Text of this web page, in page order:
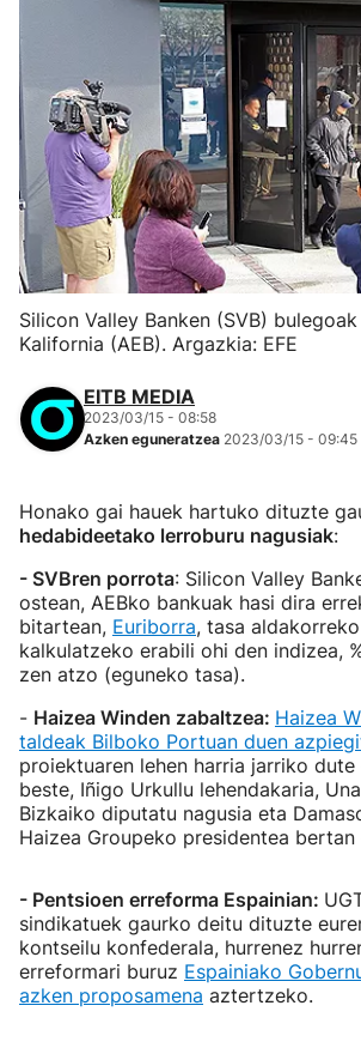
Silicon Valley Banken (SVB)
Kalifornia (AEB). Argazkia: EFE
EITB MEDIA
2023/03/15 - 08:58
Azken eguneratzea 2023/03/15 - 09:45
Honako gai hauek hartuko dituzte
hedabideetako lerroburu nagusiak:
- SVBren porrota: Silicon Valley
ostean, AEBko bankuak hasi dira
bitartean, Euriborra, tasa
kalkulatzeko erabili ohi den indizea,
zen atzo (eguneko tasa).
- Haizea Winden zabaltzea: Haizea
taldeak Bilboko Portuan duen
proiektuaren lehen harria jarriko dute
beste, Iñigo Urkullu lehendakaria,
Bizkaiko diputatu nagusia eta
Haizea Groupeko presidentea bertan
- Pentsioen erreforma Espainian:
sindikatuek gaurko deitu dituzte
kontseilu konfederala, hurrenez
erreformari buruz Espainiako
azken proposamena aztertzeko.